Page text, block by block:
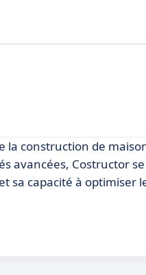
la construction de
avancées, Costructor
sa capacité à optimiser